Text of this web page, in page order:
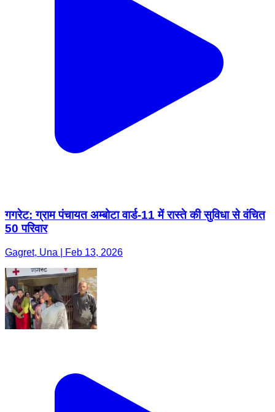
गगरेट: ग्राम पंचायत अम्बोटा वार्ड-11 में रास्ते की सुविधा से वंचित
50 परिवार
Gagret, Una | Feb 13, 2026